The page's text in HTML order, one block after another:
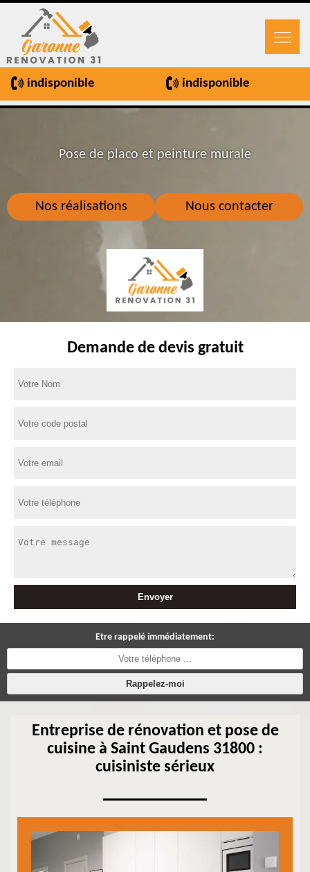
indisponible indisponible
Nos réalisations Nous contacter
Pose de placo et peinture murale
Demande de devis gratuit
Etre rappelé immédiatement:
Entreprise de rénovation et pose de
cuisine à Saint Gaudens 31800 :
cuisiniste sérieux